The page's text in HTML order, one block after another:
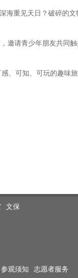
重见天日？破碎的文
请青少年朋友共同触
、可知、可玩的趣味旅
文保
参观须知 志愿者服务